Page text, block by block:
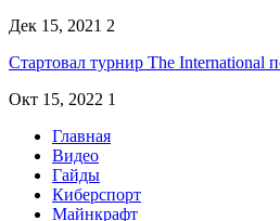
Дек 15, 2021 2
Стартовал турнир The International
Окт 15, 2022 1
Главная
Видео
Гайды
Киберспорт
Майнкрафт